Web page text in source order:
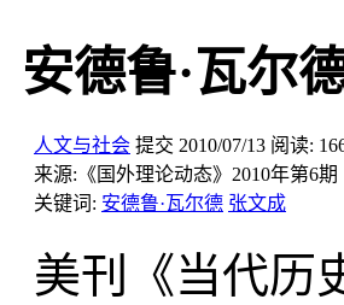
安德鲁·瓦尔
人文与社会 提交 2010/07/13 阅读:
来源: 《国外理论动态》2010年第6期
关键词: 安德鲁·瓦尔德 张文成
美刊《当代历